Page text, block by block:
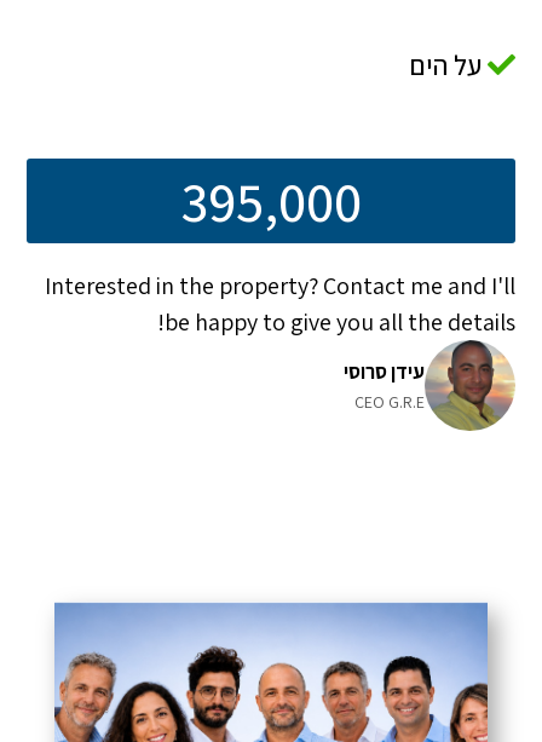
על הים
395,000
Interested in the property? Contact me and I'll
be happy to give you all the details!
עידן סרוסי
CEO G.R.E